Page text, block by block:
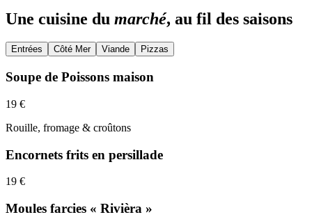
Une cuisine du marché, au fil des saisons
Entrées Côté Mer Viande Pizzas
Soupe de Poissons maison
19 €
Rouille, fromage & croûtons
Encornets frits en persillade
19 €
Moules farcies « Rivièra »